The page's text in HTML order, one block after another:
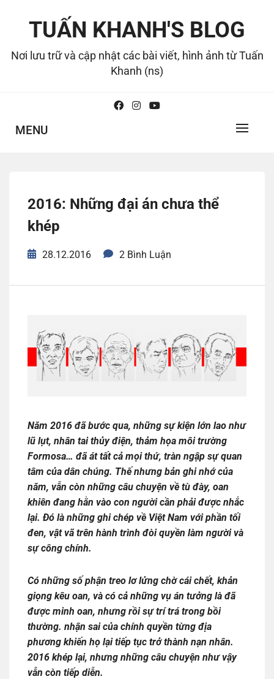
TUẤN KHANH'S BLOG
Nơi lưu trữ và cập nhật các bài viết, hình ảnh từ Tuấn
Khanh (ns)
MENU
2016: Những đại án chưa thể
khép
28.12.2016 2 Bình Luận
Năm 2016 đã bước qua, những sự kiện lớn lao như
lũ lụt, nhân tai thủy điện, thảm họa môi trường
Formosa… đã át tất cả mọi thứ, tràn ngập sự quan
tâm của dân chúng. Thế nhưng bản ghi nhớ của
năm, vẫn còn những câu chuyện về tù đày, oan
khiên đang hằn vào con người cần phải được nhắc
lại. Đó là những ghi chép về Việt Nam với phần tối
đen, vật vã trên hành trình đòi quyền làm người và
sự công chính.
Có những số phận treo lơ lửng chờ cái chết, khản
giọng kêu oan, và có cả những vụ án tưởng là đã
được minh oan, nhưng rồi sự trí trá trong bồi
thường. nhận sai của chính quyền từng địa
phương khiến họ lại tiếp tục trở thành nạn nhân.
2016 khép lại, nhưng những câu chuyện như vậy
vẫn còn tiếp diễn.